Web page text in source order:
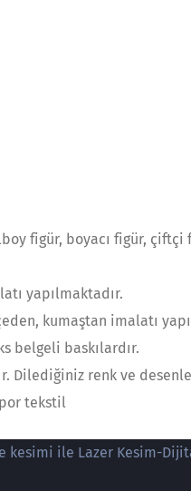
figür, boyacı figür,
yapılmaktadır.
kumaştan imalatı
belgeli baskılardır.
Dilediğiniz renk ve
tekstil
kesimi ile Lazer Kesim-